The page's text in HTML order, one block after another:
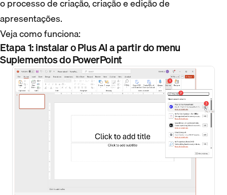
o processo de criação, criação e edição de
apresentações.
Veja como funciona:
Etapa 1: instalar o Plus AI a partir do menu
Suplementos do PowerPoint